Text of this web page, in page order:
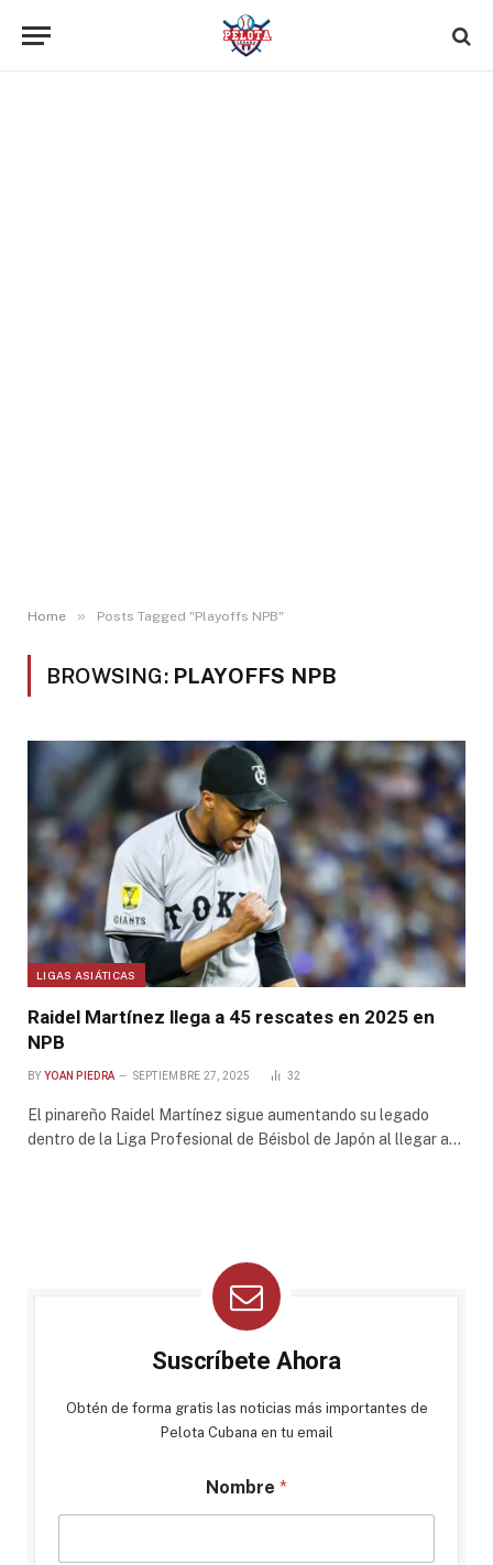
Home » Posts Tagged "Playoffs NPB"
BROWSING: PLAYOFFS NPB
LIGAS ASIÁTICAS
Raidel Martínez llega a 45 rescates en 2025 en
NPB
BY YOAN PIEDRA SEPTIEMBRE 27, 2025 32
El pinareño Raidel Martínez sigue aumentando su legado
dentro de la Liga Profesional de Béisbol de Japón al llegar a…
Suscríbete Ahora
Obtén de forma gratis las noticias más importantes de
Pelota Cubana en tu email
Nombre *